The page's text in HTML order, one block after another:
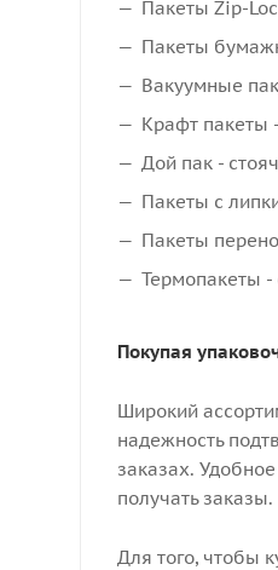
Пакеты Zip-
Пакеты
Вакуумные
Крафт пакеты
Дой пак -
Пакеты с
Пакеты
Термопакеты -
Покупая
Широкий
надежность
заказах.
получать заказы.
Для того, чтобы